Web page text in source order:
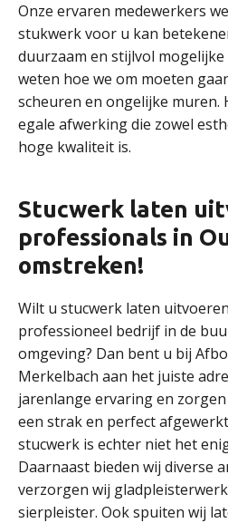
Onze ervaren medewerkers
stukwerk voor u kan
duurzaam en stijlvol
weten hoe we om moeten
scheuren en ongelijke muren.
egale afwerking die zowel
hoge kwaliteit is.
Stucwerk laten
professionals in
omstreken!
Wilt u stucwerk laten
professioneel bedrijf in de
omgeving? Dan bent u bij
Merkelbach aan het juiste
jarenlange ervaring en
een strak en perfect
stucwerk is echter niet het
Daarnaast bieden wij diverse
verzorgen wij
sierpleister. Ook spuiten wij